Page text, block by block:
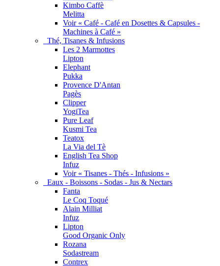
Kimbo Caffè
Melitta
Voir « Café - Café en Dosettes & Capsules -
Machines à Café »
Thé, Tisanes & Infusions
Les 2 Marmottes
Lipton
Elephant
Pukka
Provence D'Antan
Pagès
Clipper
YogiTea
Pure Leaf
Kusmi Tea
Teatox
La Via del Tè
English Tea Shop
Infuz
Voir « Tisanes - Thés - Infusions »
Eaux - Boissons - Sodas - Jus & Nectars
Fanta
Le Coq Toqué
Alain Milliat
Infuz
Lipton
Good Organic Only
Rozana
Sodastream
Contrex